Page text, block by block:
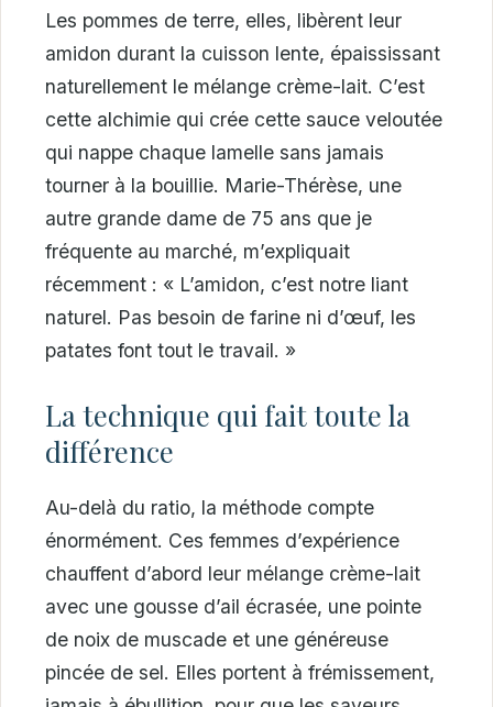
Les pommes de terre, elles, libèrent leur
amidon durant la cuisson lente, épaississant
naturellement le mélange crème-lait. C’est
cette alchimie qui crée cette sauce veloutée
qui nappe chaque lamelle sans jamais
tourner à la bouillie. Marie-Thérèse, une
autre grande dame de 75 ans que je
fréquente au marché, m’expliquait
récemment : « L’amidon, c’est notre liant
naturel. Pas besoin de farine ni d’œuf, les
patates font tout le travail. »
La technique qui fait toute la
différence
Au-delà du ratio, la méthode compte
énormément. Ces femmes d’expérience
chauffent d’abord leur mélange crème-lait
avec une gousse d’ail écrasée, une pointe
de noix de muscade et une généreuse
pincée de sel. Elles portent à frémissement,